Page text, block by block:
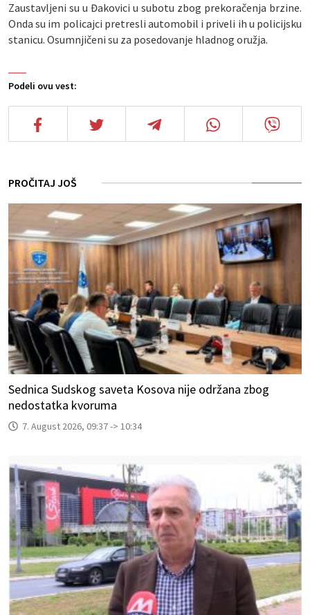
Podeli ovu vest:
Zaustavljeni su u Đakovici u subotu zbog prekoračenja brzine.
Onda su im policajci pretresli automobil i priveli ih u policijsku
stanicu. Osumnjičeni su za posedovanje hladnog oružja.
PROČITAJ JOŠ
Sednica Sudskog saveta Kosova nije održana zbog
nedostatka kvoruma
7. August 2026, 09:37 -> 10:34